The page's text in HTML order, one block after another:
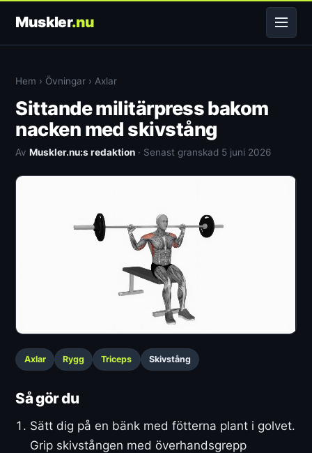
Muskler.nu
Hem › Övningar › Axlar
Sittande militärpress bakom
nacken med skivstång
AvMuskler.nu:s redaktion · Senast granskad 5 juni 2026
Axlar Rygg Triceps Skivstång
Så gör du
Sätt dig på en bänk med fötterna plant i golvet.
Grip skivstången med överhandsgrepp